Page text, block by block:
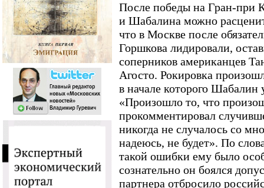
После победы на Гран-при
и Шабалина можно
что в Москве после
Горшкова лидировали,
соперников американцев
Агосто. Рокировка
в начале которого Шабалин
«Произошло то, что
прокомментировал
никогда не случалось со
надеюсь, не будет». По
такой ошибки ему было
сознательно он боялся
партнера отбросило